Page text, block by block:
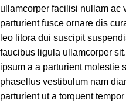
ullamcorper facilisi nullam ac
parturient fusce ornare dis
leo litora dui suscipit
faucibus ligula ullamcorper
ipsum a a parturient molestie
phasellus vestibulum nam
parturient ut a torquent